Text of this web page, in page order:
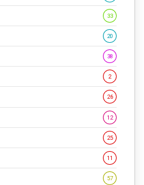
33
20
38
2
26
12
25
11
57